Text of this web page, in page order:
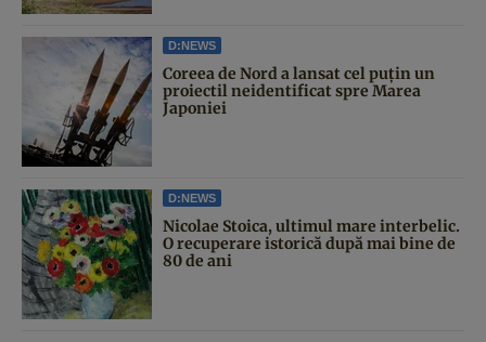
D:NEWS
Coreea de Nord a lansat cel puțin un
proiectil neidentificat spre Marea
Japoniei
D:NEWS
Nicolae Stoica, ultimul mare interbelic.
O recuperare istorică după mai bine de
80 de ani